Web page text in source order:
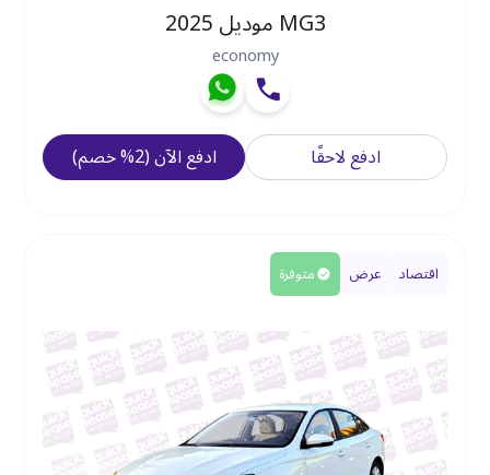
MG3 موديل 2025
economy
ادفع لاحقًا ادفع الآن(
2
%خصم)
اقتصاد عرض متوفرة